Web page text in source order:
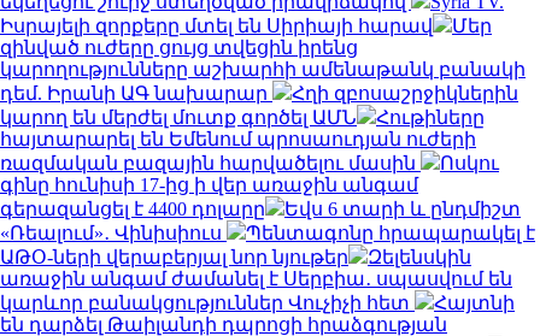
Իսրայելի զորքերը մտել են Սիրիայի հարավ
Մեր
զինված ուժերը ցույց տվեցին իրենց
կարողությունները աշխարհի ամենաթանկ բանակի
դեմ. Իրանի ԱԳ նախարար
Հղի զբոսաշրջիկներին
կարող են մերժել մուտք գործել ԱՄՆ
Հութիները
հայտարարել են Եմենում պրոսաուդյան ուժերի
ռազմական բազային հարվածելու մասին
Ոսկու
գինը հունիսի 17-ից ի վեր առաջին անգամ
գերազանցել է 4400 դոլարը
Եվս 6 տարի և ընդմիշտ
«Ռեալում»․ Վինիսիուս
Պենտագոնը հրապարակել է
ԱԹՕ-ների վերաբերյալ նոր նյութեր
Զելենսկին
առաջին անգամ ժամանել է Սերբիա․ սպասվում են
կարևոր բանակցություններ Վուչիչի հետ
Հայտնի
են դարձել Թաիլանդի դպրոցի հրաձգության